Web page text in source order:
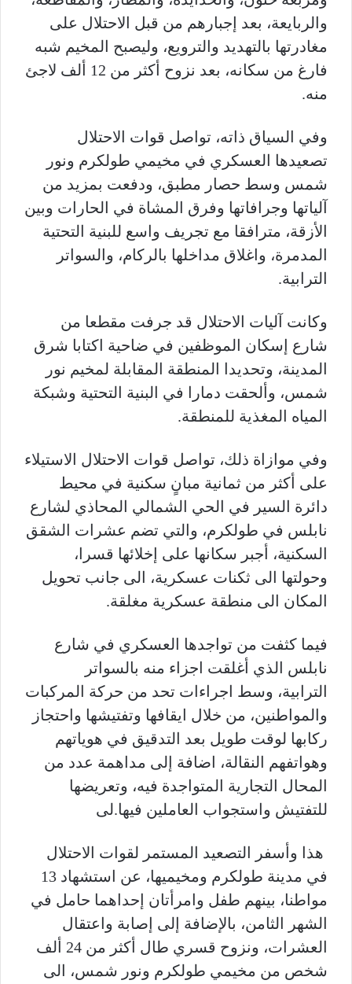
والربايعة، بعد إجبارهم من قبل الاحتلال على
مغادرتها بالتهديد والترويع، وليصبح المخيم شبه
فارغ من سكانه، بعد نزوح أكثر من 12 ألف لاجئ
منه.
وفي السياق ذاته، تواصل قوات الاحتلال
تصعيدها العسكري في مخيمي طولكرم ونور
شمس وسط حصار مطبق، ودفعت بمزيد من
آلياتها وجرافاتها وفرق المشاة في الحارات وبين
الأزقة، مترافقا مع تجريف واسع للبنية التحتية
المدمرة، واغلاق مداخلها بالركام، والسواتر
الترابية.
وكانت آليات الاحتلال قد جرفت مقطعا من
شارع إسكان الموظفين في ضاحية اكتابا شرق
المدينة، وتحديدا المنطقة المقابلة لمخيم نور
شمس، وألحقت دمارا في البنية التحتية وشبكة
المياه المغذية للمنطقة.
وفي موازاة ذلك، تواصل قوات الاحتلال الاستيلاء
على أكثر من ثمانية مبانٍ سكنية في محيط
دائرة السير في الحي الشمالي المحاذي لشارع
نابلس في طولكرم، والتي تضم عشرات الشقق
السكنية، أجبر سكانها على إخلائها قسرا،
وحولتها الى ثكنات عسكرية، الى جانب تحويل
المكان الى منطقة عسكرية مغلقة.
فيما كثفت من تواجدها العسكري في شارع
نابلس الذي أغلقت اجزاء منه بالسواتر
الترابية، وسط اجراءات تحد من حركة المركبات
والمواطنين، من خلال ايقافها وتفتيشها واحتجاز
ركابها لوقت طويل بعد التدقيق في هوياتهم
وهواتفهم النقالة، اضافة إلى مداهمة عدد من
المحال التجارية المتواجدة فيه، وتعريضها
للتفتيش واستجواب العاملين فيها.لى
هذا وأسفر التصعيد المستمر لقوات الاحتلال
في مدينة طولكرم ومخيميها، عن استشهاد 13
مواطنا، بينهم طفل وامرأتان إحداهما حامل في
الشهر الثامن، بالإضافة إلى إصابة واعتقال
العشرات، ونزوح قسري طال أكثر من 24 ألف
شخص من مخيمي طولكرم ونور شمس، الى